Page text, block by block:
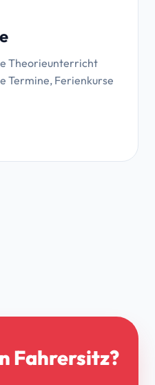
Theorieunterricht
Termine, Ferienkurse
Fahrersitz?